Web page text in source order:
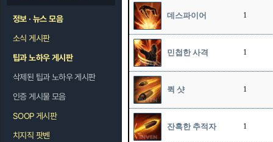
정보 · 뉴스 모음
소식 게시판
팁과 노하우 게시판
삭제된 팁과 노하우 게시판
인증 게시물 모음
SOOP 게시판
치지직 팟벤
데스파이어 1
민첩한 사격 1
퀵 샷 1
잔혹한 추적자 1